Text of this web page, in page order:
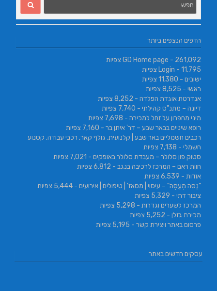
הדפים הנצפים ביותר
GD Home page - 261,092 צפיות
Login - 11,795 צפיות
ישובים - 11,380 צפיות
ראשי - 8,525 צפיות
אנדרטת אוגדת הפלדה - 8,252 צפיות
דיונה – מתנ"ס קהילתי - 7,740 צפיות
מיני מחפרון על זחל למכירה - 7,698 צפיות
רופא שיניים בבאר שבע – דר' איתן בר - 7,160 צפיות
רכבים חשמליים באר שבע | קלנועית, גולף קאר, רכבי עבודה, קטנוע
חשמלי - 7,138 צפיות
סטוק פון סלולר – מעבדת סלולר באופקים - 7,021 צפיות
חוות ראם – המרכז לרכיבה בנגב - 6,812 צפיות
אודות - 6,539 צפיות
"נַסֵּה מְעַסֶּה" – עיסוי | מסאז' | טיפולים | אירועים - 5,444 צפיות
ציבור דתי - 5,329 צפיות
המרכז לשערים וגדרות - 5,298 צפיות
מכירת גזלן - 5,252 צפיות
פרסום באתר ויצירת קשר - 5,195 צפיות
עסקים חדשים באתר